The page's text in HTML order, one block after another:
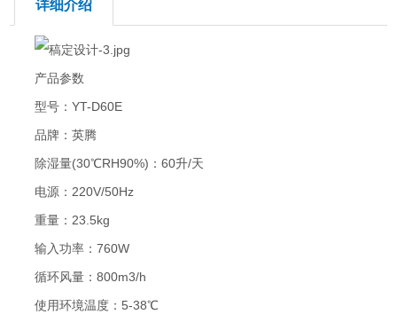
详细介绍
产品参数
型号：YT-D60E
品牌：英腾
除湿量(30℃RH90%)：60升/天
电源：220V/50Hz
重量：23.5kg
输入功率：760W
循环风量：800m3/h
使用环境温度：5-38℃